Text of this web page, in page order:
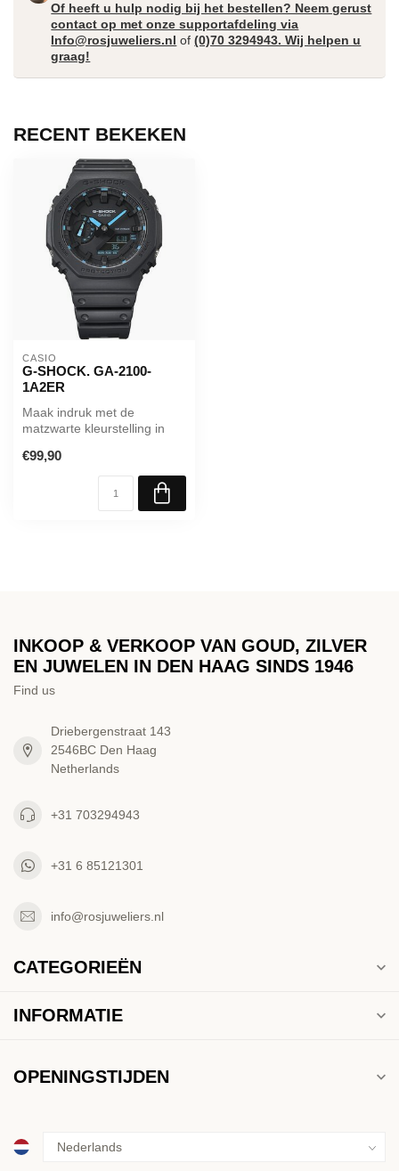
Of heeft u hulp nodig bij het bestellen? Neem gerust
contact op met onze supportafdeling via
Info@rosjuweliers.nl of(0)70 3294943. Wij helpen u
graag!
RECENT BEKEKEN
CASIO
G-SHOCK. GA-2100-
1A2ER
Maak indruk met de
matzwarte kleurstelling in
opvalt me...
€99,90
INKOOP & VERKOOP VAN GOUD, ZILVER
EN JUWELEN IN DEN HAAG SINDS 1946
Find us
Driebergenstraat 143
2546BC Den Haag
Netherlands
+31 703294943
+31 6 85121301
info@rosjuweliers.nl
CATEGORIEËN
INFORMATIE
OPENINGSTIJDEN